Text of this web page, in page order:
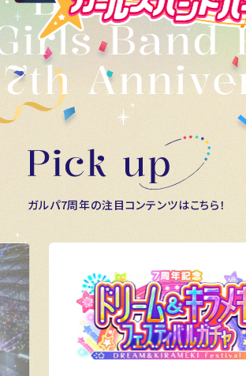
ガルパ7周年の注目コンテンツはこちら！